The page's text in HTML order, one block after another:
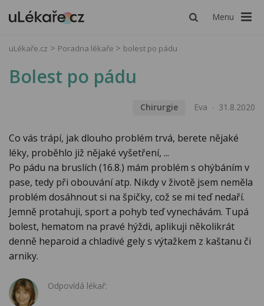
Menu
uLékaře.cz Poradna lékaře bolest po pádu
Bolest po pádu
Chirurgie Eva 31.8.2020
Co vás trápí, jak dlouho problém trvá, berete nějaké
léky, proběhlo již nějaké vyšetření, ...
Po pádu na bruslích (16.8.) mám problém s ohýbáním v
pase, tedy při obouvání atp. Nikdy v životě jsem neměla
problém dosáhnout si na špičky, což se mi teď nedaří.
Jemně protahuji, sport a pohyb teď vynechávám. Tupá
bolest, hematom na pravé hýždi, aplikuji několikrát
denně heparoid a chladivé gely s výtažkem z kaštanu či
arniky.
Odpovídá lékař: